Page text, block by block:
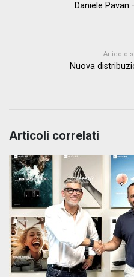
Daniele Pavan
Articolo
Nuova
Articoli correlati